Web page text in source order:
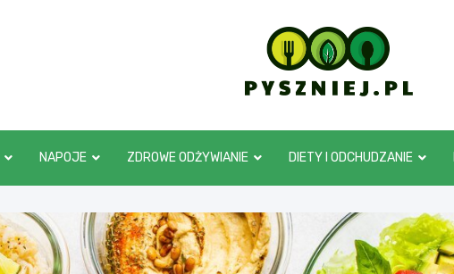
pyszniej.pl
NAPOJE ZDROWE ODŻYWIANIE DIETY I ODCHUDZANIE